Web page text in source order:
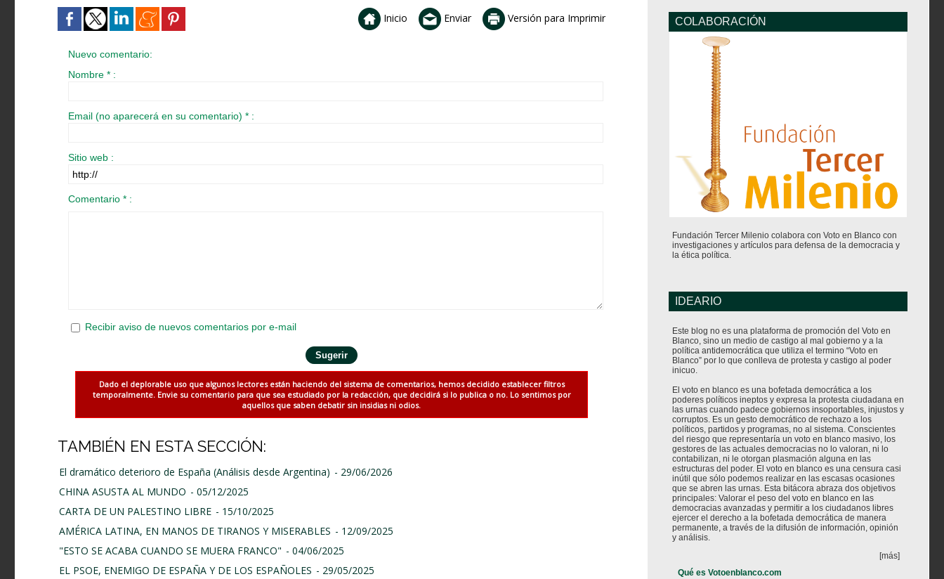
Inicio Enviar Versión para Imprimir
Nuevo comentario:
Nombre * :
Email (no aparecerá en su comentario) * :
Sitio web :
Comentario * :
Recibir aviso de nuevos comentarios por e-mail
Dado el deplorable uso que algunos lectores están haciendo del sistema de comentarios, hemos decidido establecer filtros
temporalmente. Envie su comentario para que sea estudiado por la redacción, que decidirá si lo publica o no. Lo sentimos por
aquellos que saben debatir sin insidias ni odios.
TAMBIÉN EN ESTA SECCIÓN:
El dramático deterioro de España (Análisis desde Argentina) - 29/06/2026
CHINA ASUSTA AL MUNDO - 05/12/2025
CARTA DE UN PALESTINO LIBRE - 15/10/2025
AMÉRICA LATINA, EN MANOS DE TIRANOS Y MISERABLES - 12/09/2025
"ESTO SE ACABA CUANDO SE MUERA FRANCO" - 04/06/2025
EL PSOE, ENEMIGO DE ESPAÑA Y DE LOS ESPAÑOLES - 29/05/2025
COLABORACIÓN
Fundación Tercer Milenio colabora con Voto en Blanco con
investigaciones y artículos para defensa de la democracia y
la ética política.
IDEARIO
Este blog no es una plataforma de promoción del Voto en
Blanco, sino un medio de castigo al mal gobierno y a la
política antidemocrática que utiliza el termino “Voto en
Blanco” por lo que conlleva de protesta y castigo al poder
inicuo.
El voto en blanco es una bofetada democrática a los
poderes políticos ineptos y expresa la protesta ciudadana en
las urnas cuando padece gobiernos insoportables, injustos y
corruptos. Es un gesto democrático de rechazo a los
políticos, partidos y programas, no al sistema. Conscientes
del riesgo que representaría un voto en blanco masivo, los
gestores de las actuales democracias no lo valoran, ni lo
contabilizan, ni le otorgan plasmación alguna en las
estructuras del poder. El voto en blanco es una censura casi
inútil que sólo podemos realizar en las escasas ocasiones
que se abren las urnas. Esta bitácora abraza dos objetivos
principales: Valorar el peso del voto en blanco en las
democracias avanzadas y permitir a los ciudadanos libres
ejercer el derecho a la bofetada democrática de manera
permanente, a través de la difusión de información, opinión
y análisis.
[más]
Qué es Votoenblanco.com